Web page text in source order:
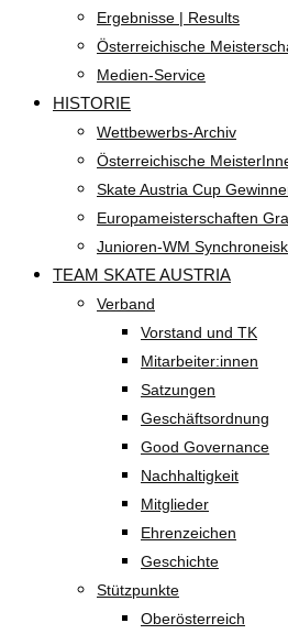
Ergebnisse | Results
Österreichische
Medien-Service
HISTORIE
Wettbewerbs-Archiv
Österreichische
Skate Austria Cup
Europameisterschaften
Junioren-WM
TEAM SKATE AUSTRIA
Verband
Vorstand und TK
Mitarbeiter:innen
Satzungen
Geschäftsordnung
Good Governance
Nachhaltigkeit
Mitglieder
Ehrenzeichen
Geschichte
Stützpunkte
Oberösterreich